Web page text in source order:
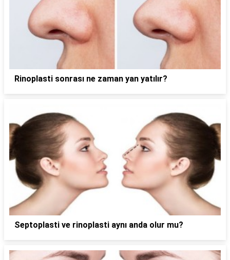
Rinoplasti sonrası ne zaman yan yatılır?
Septoplasti ve rinoplasti aynı anda olur mu?